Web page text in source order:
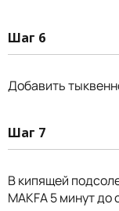
Шаг 6
Добавить
Шаг 7
В кипящей
MAKFA 5 минут